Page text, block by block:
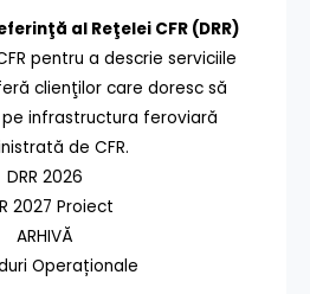
al Reţelei CFR (DRR)
pentru a descrie serviciile
clienţilor care doresc să
infrastructura feroviară
de CFR.
DRR 2026
2027 Proiect
ARHIVĂ
Operaționale